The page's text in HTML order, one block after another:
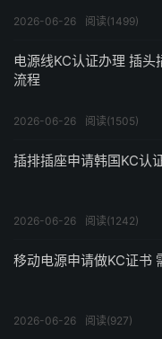
2026-06-26 阅读(1499)
电源线KC认证办理 插头
流程
2026-06-26 阅读(1505)
插排插座申请韩国KC认
2026-06-26 阅读(1242)
移动电源申请做KC证书
2026-06-26 阅读(927)